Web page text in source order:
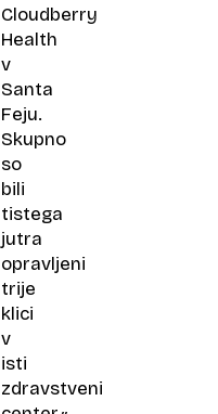
Cloudberry
Health
v
Santa
Feju.
Skupno
so
bili
tistega
jutra
opravljeni
trije
klici
v
isti
zdravstveni